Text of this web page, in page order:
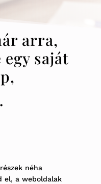
arra,
saját
néha
el, a weboldalak